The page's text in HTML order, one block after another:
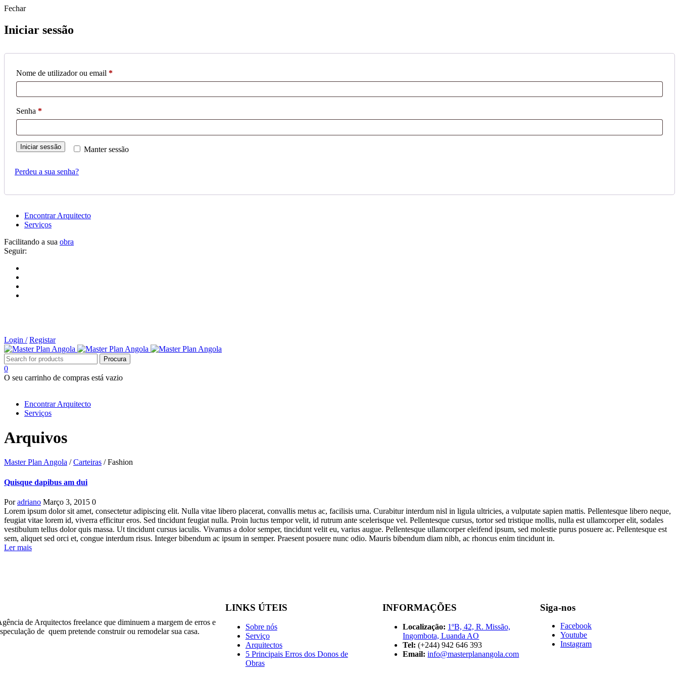
Fechar
Iniciar sessão
Nome de utilizador ou email *Obrigatório
Senha *Obrigatório
Manter sessão
Iniciar sessão
Perdeu a sua senha?
Encontrar Arquitecto
Serviços
Facilitando a sua obra
Seguir:
Login / Registar
0
O seu carrinho de compras está vazio
Encontrar Arquitecto
Serviços
Arquivos
Master Plan Angola / Carteiras / Fashion
Quisque dapibus am dui
Poradriano Março 3, 2015 0
Lorem ipsum dolor sit amet, consectetur adipiscing elit. Nulla vitae libero placerat, convallis metus ac, facilisis urna. Curabitur interdum nisl in ligula ultricies, a vulputate sapien mattis. Pellentesque libero neque,
feugiat vitae lorem id, viverra efficitur eros. Sed tincidunt feugiat nulla. Proin luctus tempor velit, id rutrum ante scelerisque vel. Pellentesque cursus, tortor sed tristique mollis, nulla est ullamcorper elit, sodales
vestibulum tellus dolor quis massa. Ut tincidunt cursus iaculis. Vivamus a dolor semper, tincidunt velit eu, varius augue. Pellentesque ullamcorper eleifend ipsum, sed molestie purus posuere ac. Pellentesque est
sem, aliquet sed orci et, congue interdum risus. Integer bibendum ac ipsum in semper. Praesent posuere nunc odio. Mauris bibendum diam nibh, ac rhoncus enim tincidunt in.
Ler mais
de Arquitectos freelance que diminuem a margem de erros e
de quem pretende construir ou remodelar sua casa.
LINKS ÚTEIS
Sobre nós
Serviço
Arquitectos
5 Principais Erros dos Donos de
Obras
INFORMAÇÕES
Localização: 1ºB, 42, R. Missão,
Ingombota, Luanda AO
Tel: (+244) 942 646 393
Email: info@masterplanangola.com
Siga-nos
Facebook
Youtube
Instagram